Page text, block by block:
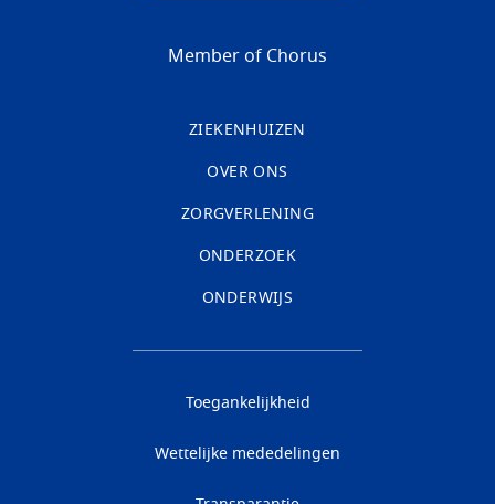
Member of Chorus
ZIEKENHUIZEN
OVER ONS
ZORGVERLENING
ONDERZOEK
ONDERWIJS
Toegankelijkheid
Wettelijke mededelingen